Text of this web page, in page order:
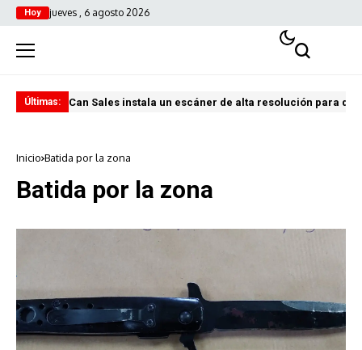
Hoy jueves , 6 agosto 2026
Últimas: Can Sales instala un escáner de alta resolución para
Inicio Batida por la zona
Batida por la zona